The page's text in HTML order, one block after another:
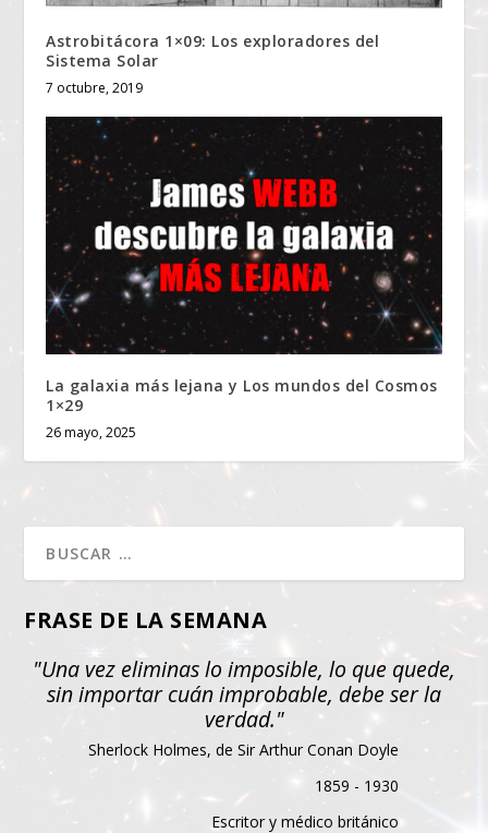
Astrobitácora 1×09: Los exploradores del
Sistema Solar
7 octubre, 2019
La galaxia más lejana y Los mundos del Cosmos
1×29
26 mayo, 2025
FRASE DE LA SEMANA
"Una vez eliminas lo imposible, lo que quede,
sin importar cuán improbable, debe ser la
verdad."
Sherlock Holmes, de Sir Arthur Conan Doyle
1859 - 1930
Escritor y médico británico